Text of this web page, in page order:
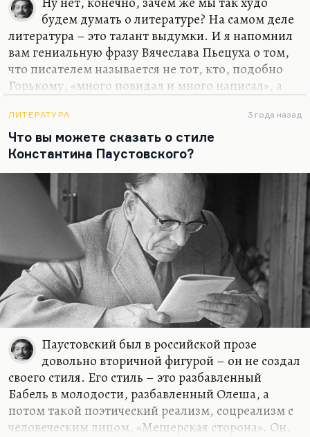
И зэк, и соглядатай –
Все в…
будем думать о литературе? На самом деле
литература – это талант выдумки. И я напомнил
вам гениальную фразу Вячеслава Пьецуха о том,
что писателем называется не тот, кто, подобно
Горькому, «много повидал и много написал», а
волшебная голова.
Не суммой опыта, не поверхностным интересом к
чужой жизни определяется писатель. Писатель
все-таки интроверт, он ведь все-таки из себя
добывает. Бывают писатели экстравертного
склада, но это все-таки редкое явление. А в
основном он, конечно, добывает из себя.
Знаменитая фраза Пастернака: «Глубже, глубже,
забирайте земляным буравом только в себя,
потому что если…
ЛИТЕРАТУРА 3 года назад
Что вы можете сказать о стиле
Константина Паустовского?
Паустовский был в российской прозе
довольно вторичной фигурой – он не создал
своего стиля. Его стиль – это разбавленный
Бабель в молодости, разбавленный Олеша, а
потом такой поэтический реализм, соцреализм с
человеческим лицом, «Мещерская сторона». Он,